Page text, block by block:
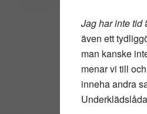
Jag har inte tid
även ett
man kanske
menar vi till
inneha andra